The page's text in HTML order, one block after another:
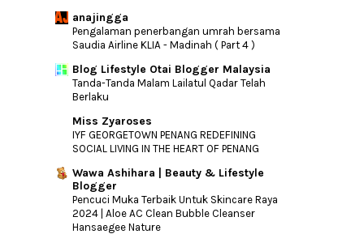
anajingga
Pengalaman penerbangan umrah bersama
Saudia Airline KLIA - Madinah ( Part 4 )
Blog Lifestyle Otai Blogger Malaysia
Tanda-Tanda Malam Lailatul Qadar Telah
Berlaku
Miss Zyaroses
IYF GEORGETOWN PENANG REDEFINING
SOCIAL LIVING IN THE HEART OF PENANG
Wawa Ashihara | Beauty & Lifestyle
Blogger
Pencuci Muka Terbaik Untuk Skincare Raya
2024 | Aloe AC Clean Bubble Cleanser
Hansaegee Nature